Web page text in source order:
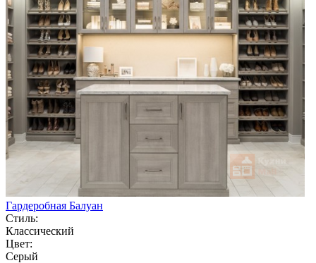
Гардеробная Балуан
Стиль:
Классический
Цвет:
Серый